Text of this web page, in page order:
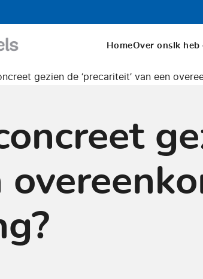
HomeOver onsIk heb
gezien de ‘precariteit’ van een